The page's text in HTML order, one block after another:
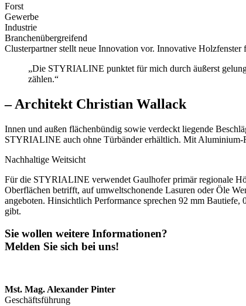
Forst
Gewerbe
Industrie
Branchenübergreifend
Clusterpartner stellt neue Innovation vor. Innovative
„Die STYRIALINE punktet für mich durch äußerst
zählen.“
– Architekt Christian Wallack
Innen und außen flächenbündig sowie verdeckt liegende
STYRIALINE auch ohne Türbänder erhältlich. Mit Aluminium-
Nachhaltige Weitsicht
Für die STYRIALINE verwendet Gaulhofer primär regionale
Oberflächen betrifft, auf umweltschonende Lasuren oder Öle
angeboten. Hinsichtlich Performance sprechen 92 mm
gibt.
Sie wollen weitere Informationen?
Melden Sie sich bei uns!
Mst. Mag. Alexander Pinter
Geschäftsführung